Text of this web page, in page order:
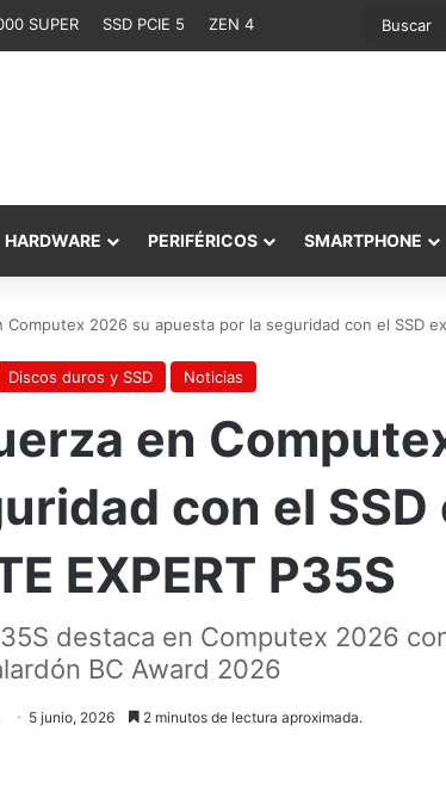
SUPER SSD PCIE 5 ZEN 4
HARDWARE PERIFÉRICOS SMARTPHONE
Computex 2026 su apuesta por la seguridad con el SSD
Discos duros y SSD Noticias
en
con el
EXPERT P35S
destaca en Computex 2026
BC Award 2026
5 junio, 2026 2 minutos de lectura aproximada.